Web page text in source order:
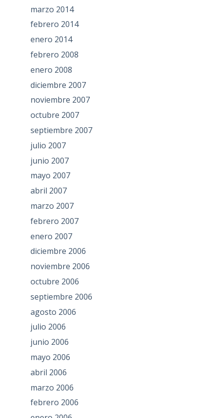
marzo 2014
febrero 2014
enero 2014
febrero 2008
enero 2008
diciembre 2007
noviembre 2007
octubre 2007
septiembre 2007
julio 2007
junio 2007
mayo 2007
abril 2007
marzo 2007
febrero 2007
enero 2007
diciembre 2006
noviembre 2006
octubre 2006
septiembre 2006
agosto 2006
julio 2006
junio 2006
mayo 2006
abril 2006
marzo 2006
febrero 2006